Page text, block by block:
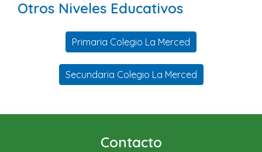
Otros Niveles Educativos
Primaria Colegio La Merced
Secundaria Colegio La Merced
Contacto